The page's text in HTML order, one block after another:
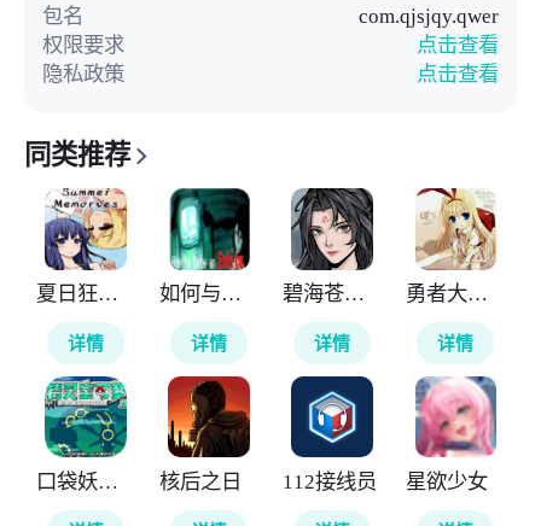
包名
com.qjsjqy.qwer
权限要求
点击查看
隐私政策
点击查看
同类推荐
夏日狂想曲
详情
如何与实体约会
详情
碧海苍云录
详情
勇者大战魔物娘
详情
口袋妖怪神兽领域 核后之日 112接线员 星欲少女